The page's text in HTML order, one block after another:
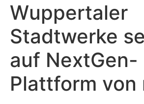
Wuppertaler
Stadtwerke
auf NextGen-
Plattform von